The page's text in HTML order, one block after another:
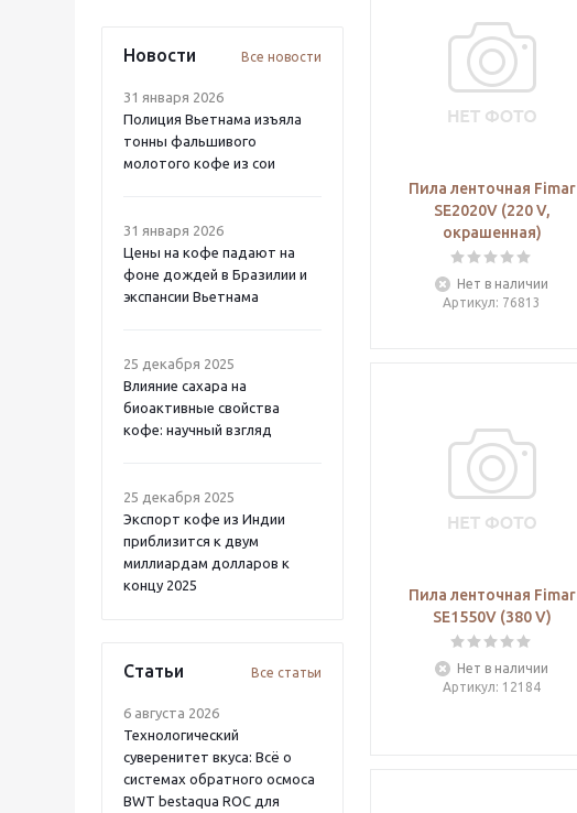
Новости Все новости
31 января 2026
Полиция Вьетнама изъяла
тонны фальшивого
молотого кофе из сои
31 января 2026
Цены на кофе падают на
фоне дождей в Бразилии и
экспансии Вьетнама
25 декабря 2025
Влияние сахара на
биоактивные свойства
кофе: научный взгляд
25 декабря 2025
Экспорт кофе из Индии
приблизится к двум
миллиардам долларов к
концу 2025
Статьи Все статьи
6 августа 2026
Технологический
суверенитет вкуса: Всё о
системах обратного осмоса
BWT bestaqua ROC для
Пила ленточная Fimar
SE2020V (220 V,
окрашенная)
Нет в наличии
Артикул: 76813
Пила ленточная Fimar
SE1550V (380 V)
Нет в наличии
Артикул: 12184